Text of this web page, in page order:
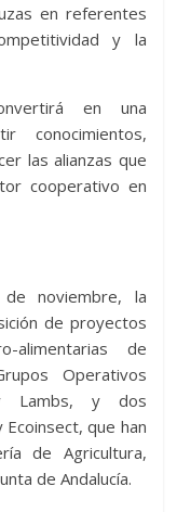
en referentes
y la
en una
conocimientos,
las alianzas que
cooperativo en
noviembre, la
de proyectos
alimentarias de
Operativos
Lambs, y dos
que han
de Agricultura,
de Andalucía.